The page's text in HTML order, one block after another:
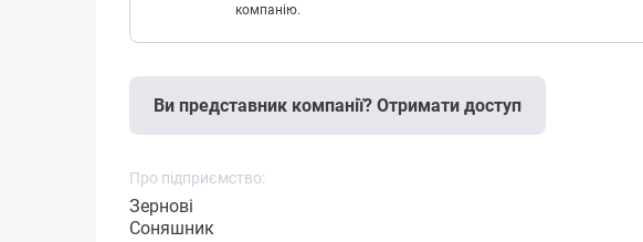
компанію.
Ви представник компанії? Отримати доступ
Про підприємство:
Зернові
Соняшник